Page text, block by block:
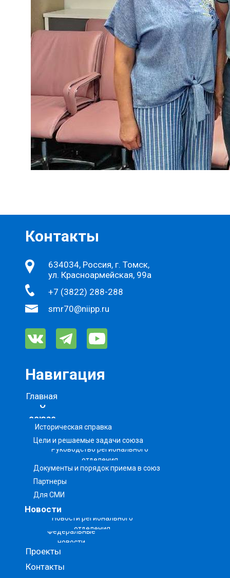
634034, Россия, г. Томск,
ул. Красноармейская, 99а
+7 (3822) 288-288
smr70@niipp.ru
Контакты
О
союзе
Новости
Проекты
Контакты
Навигация
Главная
Историческая справка
Цели и решаемые задачи союза
Руководство регионального
отделения
Документы и порядок приема в союз
Партнеры
Для СМИ
Новости регионального
отделения
Федеральные
новости